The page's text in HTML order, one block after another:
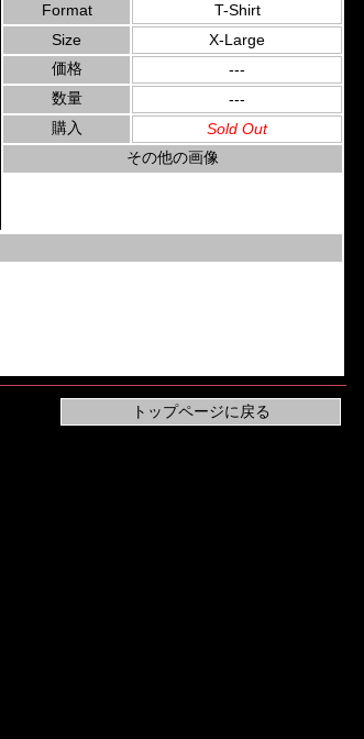
Format
T-Shirt
Size
X-Large
価格
---
数量
---
購入
Sold Out
その他の画像